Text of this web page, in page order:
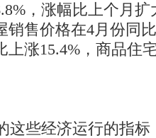
，涨幅比上个月
销售价格在4月份同
上涨15.4%，商品住
些经济运行的指标